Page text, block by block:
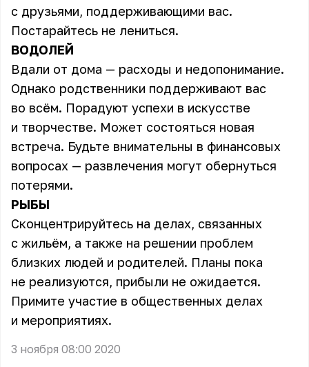
с друзьями, поддерживающими вас.
Постарайтесь не лениться.
ВОДОЛЕЙ
Вдали от дома — расходы и недопонимание.
Однако родственники поддерживают вас
во всём. Порадуют успехи в искусстве
и творчестве. Может состояться новая
встреча. Будьте внимательны в финансовых
вопросах — развлечения могут обернуться
потерями.
РЫБЫ
Сконцентрируйтесь на делах, связанных
с жильём, а также на решении проблем
близких людей и родителей. Планы пока
не реализуются, прибыли не ожидается.
Примите участие в общественных делах
и мероприятиях.
3 ноября 08:00 2020